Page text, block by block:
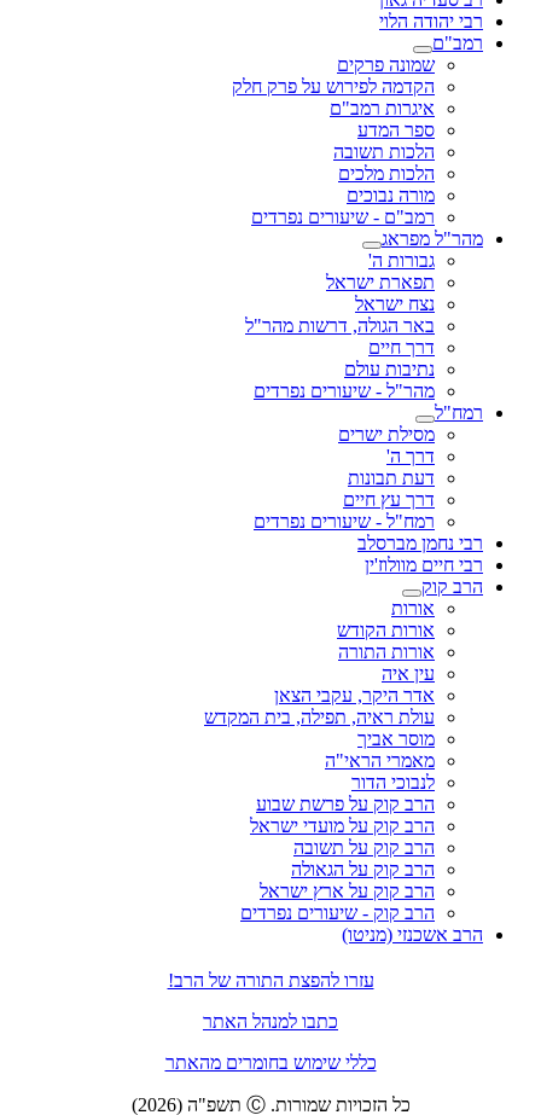
רבי יהודה הלוי
רמב"ם
שמונה פרקים
הקדמה לפירוש על פרק חלק
איגרות רמב"ם
ספר המדע
הלכות תשובה
הלכות מלכים
מורה נבוכים
רמב"ם - שיעורים נפרדים
מהר"ל מפראג
גבורות ה'
תפארת ישראל
נצח ישראל
באר הגולה, דרשות מהר"ל
דרך חיים
נתיבות עולם
מהר"ל - שיעורים נפרדים
רמח"ל
מסילת ישרים
דרך ה'
דעת תבונות
דרך עץ חיים
רמח"ל - שיעורים נפרדים
רבי נחמן מברסלב
רבי חיים מוולוז'ין
הרב קוק
אורות
אורות הקודש
אורות התורה
עין איה
אדר היקר, עקבי הצאן
עולת ראיה, תפילה, בית המקדש
מוסר אביך
מאמרי הראי"ה
לנבוכי הדור
הרב קוק על פרשת שבוע
הרב קוק על מועדי ישראל
הרב קוק על תשובה
הרב קוק על הגאולה
הרב קוק על ארץ ישראל
הרב קוק - שיעורים נפרדים
הרב אשכנזי (מניטו)
עזרו להפצת התורה של הרב!
כתבו למנהל האתר
כללי שימוש בחומרים מהאתר
כל הזכויות שמורות. Ⓒ תשפ"ה (2026)